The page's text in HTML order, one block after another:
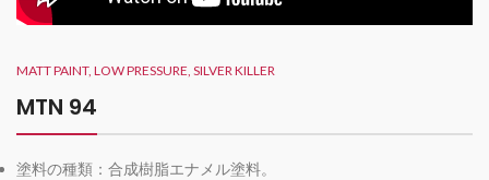
MATT PAINT, LOW PRESSURE, SILVER KILLER
MTN 94
塗料の種類：合成樹脂エナメル塗料。